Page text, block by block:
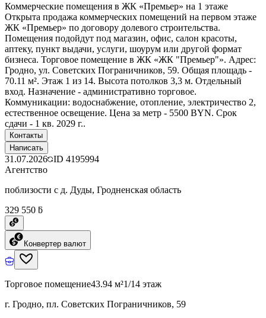
Коммерческие помещения в ЖК «Премьер» на 1 этаже
Открыта продажа коммерческих помещений на первом этаже
ЖК «Премьер» по договору долевого строительства.
Помещения подойдут под магазин, офис, салон красоты,
аптеку, пункт выдачи, услуги, шоурум или другой формат
бизнеса. Торговое помещение в ЖК «ЖК "Премьер"». Адрес:
Гродно, ул. Советских Пограничников, 59. Общая площадь -
70.11 м². Этаж 1 из 14. Высота потолков 3,3 м. Отдельный
вход. Назначение - административно торговое.
Коммуникации: водоснабжение, отопление, электричество 2,
естественное освещение. Цена за метр - 5500 BYN. Срок
сдачи - 1 кв. 2029 г..
Контакты
Написать
31.07.2026 ID 4195994
Агентство
поблизости с д. Дуды, Гродненская область
329 550 ƃ
Конвертер валют
Торговое помещение43.94 м²1/14 этаж
г. Гродно, пл. Советских Пограничников, 59